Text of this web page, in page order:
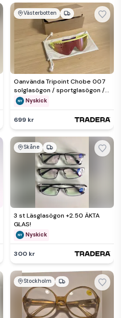
Västerbotten
Oanvända Tripoint Chobe 007
solglasögon / sportglasögon /
skidglasögon
Nyskick
699 kr
Skåne
3 st Läsglasögon +2.50 ÄKTA
GLAS!
Nyskick
300 kr
Stockholm